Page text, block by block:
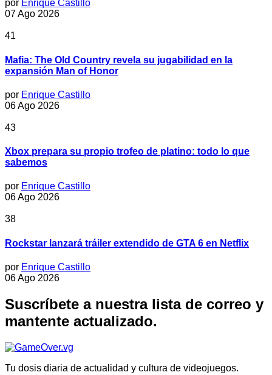
por Enrique Castillo
07 Ago 2026
41
Mafia: The Old Country revela su jugabilidad en la
expansión Man of Honor
por Enrique Castillo
06 Ago 2026
43
Xbox prepara su propio trofeo de platino: todo lo que
sabemos
por Enrique Castillo
06 Ago 2026
38
Rockstar lanzará tráiler extendido de GTA 6 en Netflix
por Enrique Castillo
06 Ago 2026
Suscríbete a nuestra lista de correo y
mantente actualizado.
Tu dosis diaria de actualidad y cultura de videojuegos.